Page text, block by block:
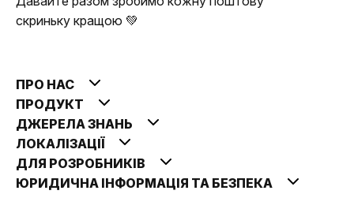
скриньку кращою 💚
ПРО НАС
ПРОДУКТ
ДЖЕРЕЛА ЗНАНЬ
ЛОКАЛІЗАЦІЇ
ДЛЯ РОЗРОБНИКІВ
ЮРИДИЧНА ІНФОРМАЦІЯ ТА БЕЗПЕКА